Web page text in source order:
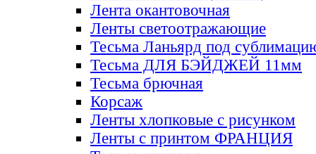
Лента окантовочная
Ленты светоотражающие
Тесьма Ланьярд под
Тесьма ДЛЯ БЭЙДЖЕЙ 11мм
Тесьма брючная
Корсаж
Ленты хлопковые с рисунком
Ленты с принтом ФРАНЦИЯ